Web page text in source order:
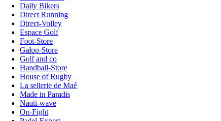
Daily Bikers
Direct Running
Direct-Volley
Espace Golf
Foot-Store
Galop-Store
Golf and co
Handball-Store
House of Rugby
La sellerie de Maé
Made in Paradis
Nauti-wave
On-Fight